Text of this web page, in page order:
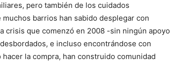
pero también de los cuidados
barrios han sabido desplegar con
crisis que comenzó en 2008 -sin ningún apoyo
e incluso encontrándose con
la compra, han construido comunidad